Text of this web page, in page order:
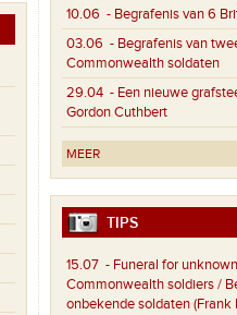
10.06 - Begrafenis van 6
03.06 - Begrafenis van
Commonwealth soldaten
29.04 - Een nieuwe
Gordon Cuthbert
MEER
TIPS
15.07 - Funeral for unknown
Commonwealth soldiers /
onbekende soldaten (Frank